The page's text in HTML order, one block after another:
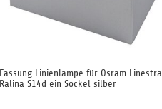
Fassung Linienlampe für Osram Linestra
Ralina S14d ein Sockel silber